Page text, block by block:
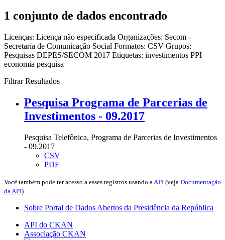
1 conjunto de dados encontrado
Licenças: Licença não especificada Organizações: Secom -
Secretaria de Comunicação Social Formatos: CSV Grupos:
Pesquisas DEPES/SECOM 2017 Etiquetas: investimentos PPI
economia pesquisa
Filtrar Resultados
Pesquisa Programa de Parcerias de
Investimentos - 09.2017
Pesquisa Telefônica, Programa de Parcerias de Investimentos
- 09.2017
CSV
PDF
Você também pode ter acesso a esses registros usando a API (veja Documentação
da API).
Sobre Portal de Dados Abertos da Presidência da República
API do CKAN
Associação CKAN